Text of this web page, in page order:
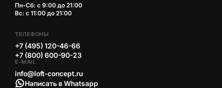
Пн-Сб: с 9:00 до 21:00
Вс: с 11:00 до 21:00
ТЕЛЕФОНЫ
+7 (495) 120-46-66
+7 (800) 600-90-23
E-MAIL
info@loft-concept.ru
Написать в Whatsapp